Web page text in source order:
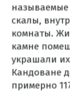
называемые
скалы,
комнаты.
камне
украшали
Кандоване
примерно